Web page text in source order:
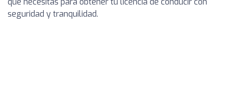
seguridad y tranquilidad.